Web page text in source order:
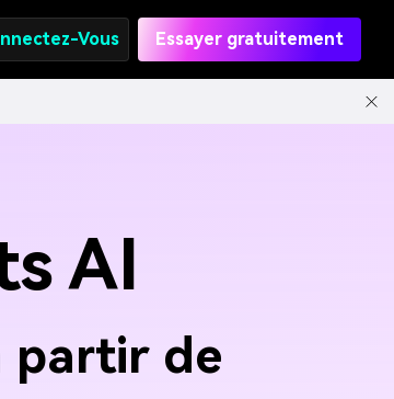
Vous Essayer gratuitement
AI
partir de